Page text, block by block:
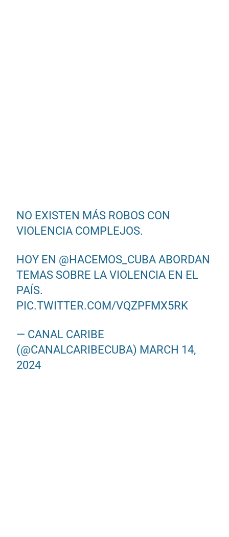
NO EXISTEN MÁS ROBOS CON
VIOLENCIA COMPLEJOS.
HOY EN @HACEMOS_CUBA ABORDAN
TEMAS SOBRE LA VIOLENCIA EN EL
PAÍS.
PIC.TWITTER.COM/VQZPFMX5RK
— CANAL CARIBE
(@CANALCARIBECUBA) MARCH 14,
2024